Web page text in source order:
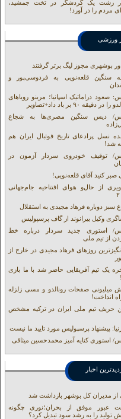
زشت یک گردشگر در تخت جمشید،
مردم را در آورد!
ورزشی
سنگین قلعه‌نویی به فردوسی‌پور و
صعود دراماتیک اسپانیا؛ مرینو رویاهای
در دقیقه ۹۰ بر باد داد+تصاویر
دیس سنگین مصری‌ها به شجاع
نسل پرادعای تاریخ فوتبال ایران هم
شد!
توقیف خودروی سردار آزمون در
صبر کنید آقای قلعه‌نویی!
از حال‌و هوای افتتاحیه جام‌جهانی
سبز دوباره فرهاد مجیدی به استقلال
وکیل بیرانوند از گاف‌ پرسپولیس
استوری جدید سردار درباره خط
از تیم ملی
روزهای فرهاد مجیدی در خارج از
یک تیم آفریقایی حاضر شد با ما بازی
میلیونی صفحات رونالدو و مسی زلزله
انداخت!
حریف تیم ملی ایران در ترکیه مشخص
پیشنهاد پرسپولیس مورد تایید ما نیست
استوری کنایه آمیز محمدحسین میثاقی
اخبار
از مدیران کل بوشهر بازداشت شد
عبور موفق از بحران؛نوری چگونه
تولید را به رشد سود تبدیل کرد؟